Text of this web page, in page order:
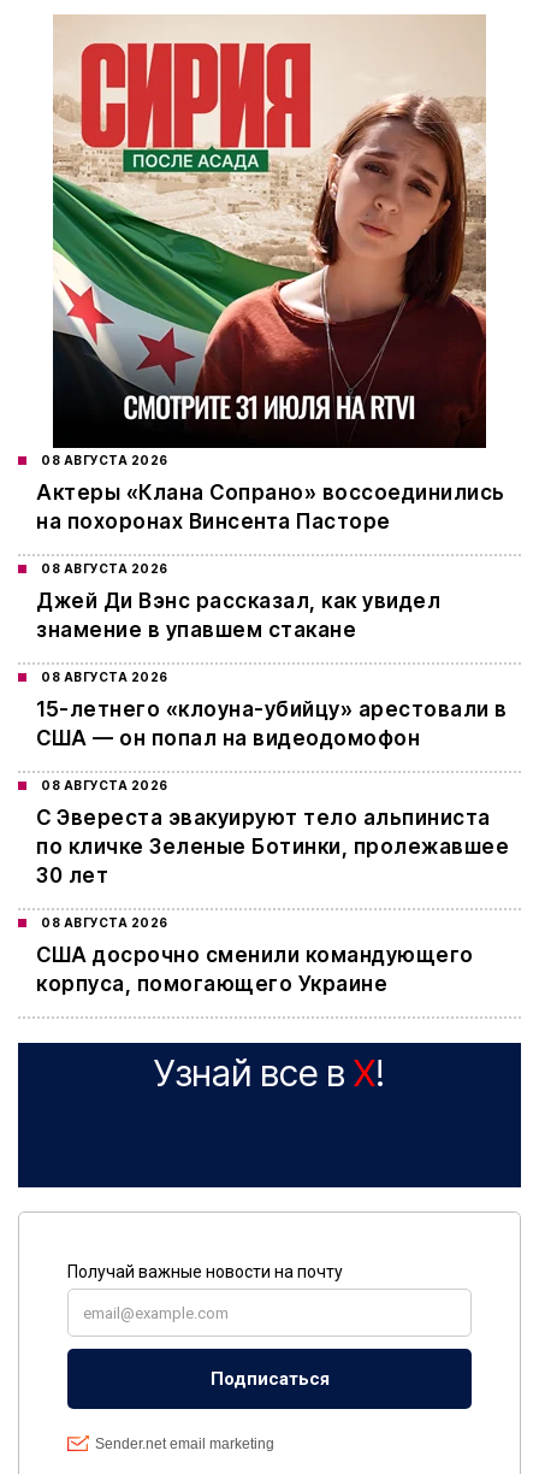
08 АВГУСТА 2026
Актеры «Клана Сопрано» воссоединились
на похоронах Винсента Пасторе
08 АВГУСТА 2026
Джей Ди Вэнс рассказал, как увидел
знамение в упавшем стакане
08 АВГУСТА 2026
15-летнего «клоуна-убийцу» арестовали в
США — он попал на видеодомофон
08 АВГУСТА 2026
С Эвереста эвакуируют тело альпиниста
по кличке Зеленые Ботинки, пролежавшее
30 лет
08 АВГУСТА 2026
США досрочно сменили командующего
корпуса, помогающего Украине
Узнай все в X!